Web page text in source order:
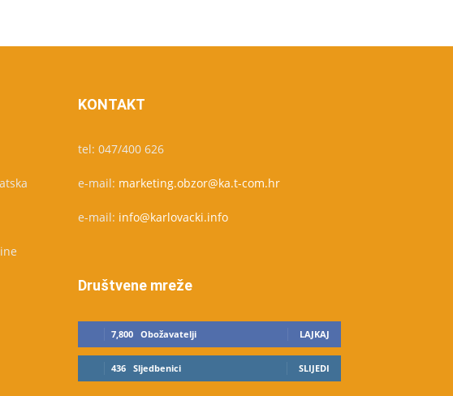
KONTAKT
tel: 047/400 626
e-mail: marketing.obzor@ka.t-com.hr
e-mail: info@karlovacki.info
Društvene mreže
7,800 Obožavatelji LAJKAJ
436 Sljedbenici SLIJEDI